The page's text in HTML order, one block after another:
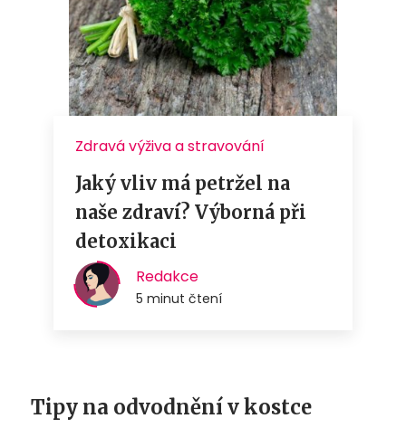
Tipy na odvodnění v kostce